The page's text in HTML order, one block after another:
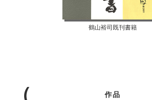
鶴山裕司既刊書籍
作品